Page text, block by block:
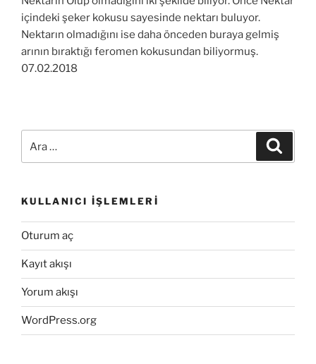
içindeki şeker kokusu sayesinde nektarı buluyor.
Nektarın olmadığını ise daha önceden buraya gelmiş
arının bıraktığı feromen kokusundan biliyormuş.
07.02.2018
KULLANICI İŞLEMLERI
Oturum aç
Kayıt akışı
Yorum akışı
WordPress.org